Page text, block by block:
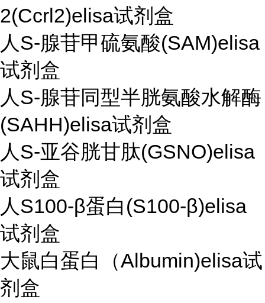
2(Ccrl2)elisa试剂盒
人S-腺苷甲硫氨酸(SAM)elisa
试剂盒
人S-腺苷同型半胱氨酸水解酶
(SAHH)elisa试剂盒
人S-亚谷胱甘肽(GSNO)elisa
试剂盒
人S100-β蛋白(S100-β)elisa
试剂盒
大鼠白蛋白（Albumin)elisa试
剂盒